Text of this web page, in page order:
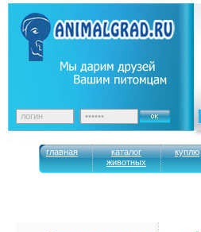
главная
каталог
животных
куплю